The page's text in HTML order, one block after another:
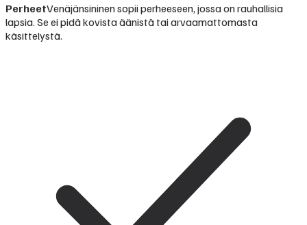
PerheetVenäjänsininen sopii perheeseen, jossa on rauhallisia
lapsia. Se ei pidä kovista äänistä tai arvaamattomasta
käsittelystä.